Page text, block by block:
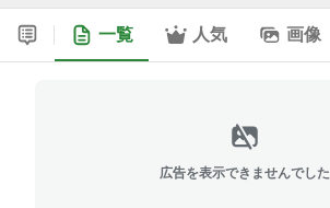
一覧 人気 画像
広告を表示できませんでした